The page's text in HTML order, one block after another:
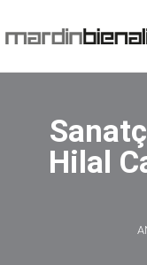
Hilal